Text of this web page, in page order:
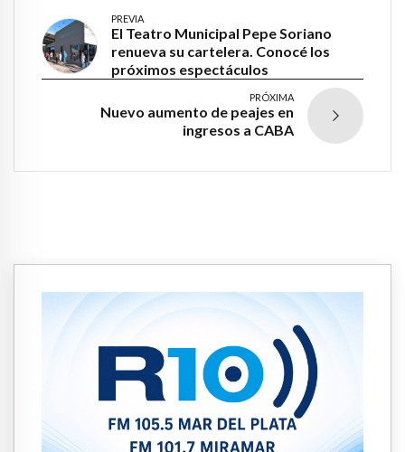
PREVIA
El Teatro Municipal Pepe Soriano
renueva su cartelera. Conocé los
próximos espectáculos
PRÓXIMA
Nuevo aumento de peajes en
ingresos a CABA